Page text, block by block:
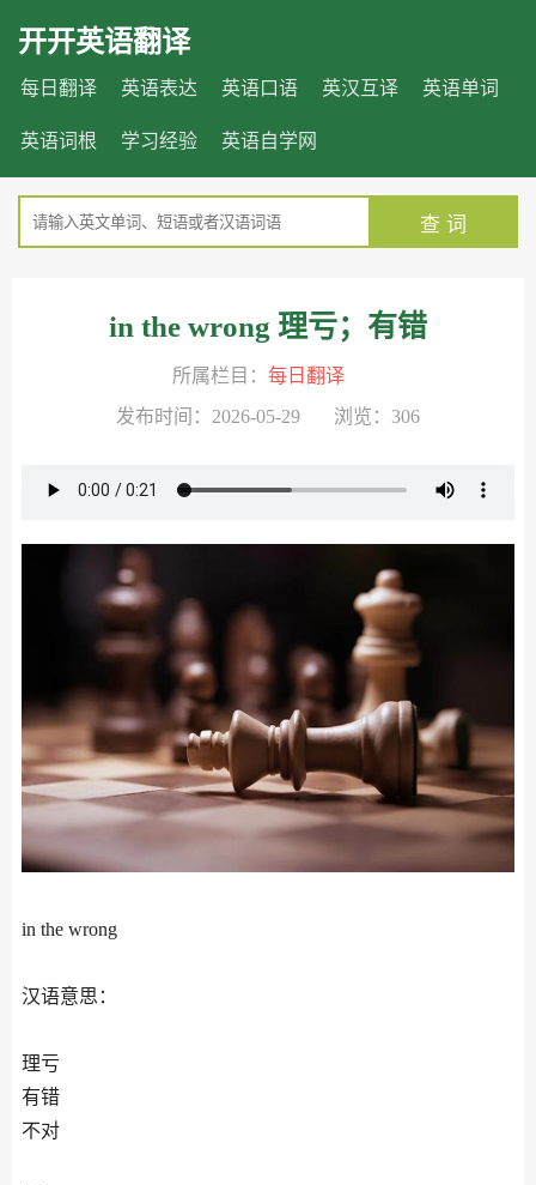
开开英语翻译
每日翻译 英语表达 英语口语 英汉互译 英语单词
英语词根 学习经验 英语自学网
查 词
in the wrong 理亏；有错
所属栏目： 每日翻译
发布时间：2026-05-29 浏览：306
in the wrong
汉语意思：
理亏
有错
不对